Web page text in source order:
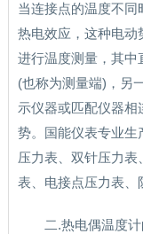
当连接点的温度不
热电效应，这种电动
进行温度测量，其中
(也称为测量端)，另
示仪器或匹配仪器
势。国能仪表专业生
压力表、双针压力表
表、电接点压力表、
二.热电偶温度